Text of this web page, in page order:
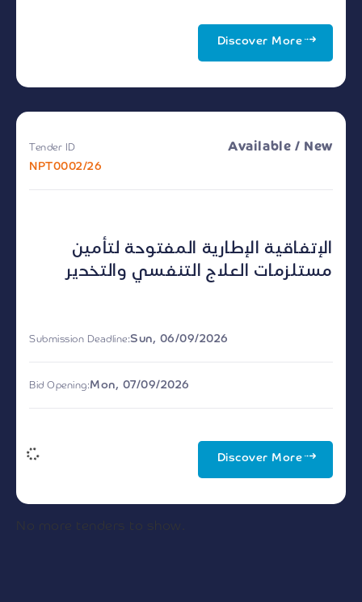
Discover More
Tender ID
NPT0002/26
Available / New
الإتفاقية الإطارية المفتوحة لتأمين
مستلزمات العلاج التنفسي والتخدير
Submission Deadline:Sun, 06/09/2026
Bid Opening:Mon, 07/09/2026
Discover More